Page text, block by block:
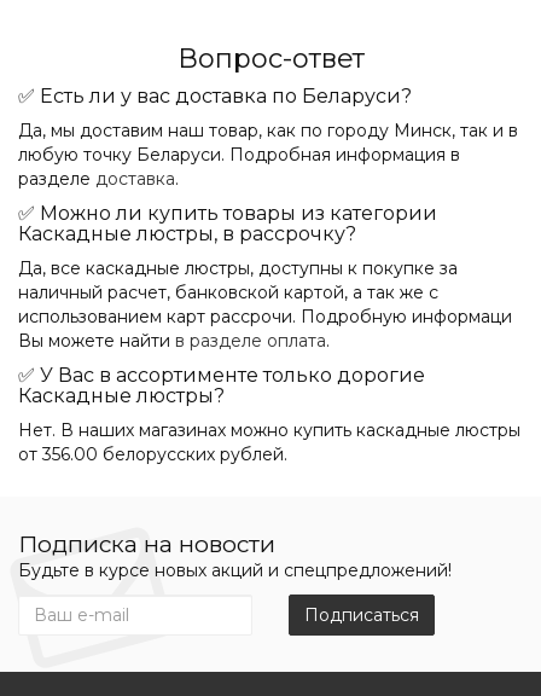
Вопрос-ответ
✅ Есть ли у вас доставка по Беларуси?
Да, мы доставим наш товар, как по городу Минск, так и в
любую точку Беларуси. Подробная информация в
разделе доставка.
✅ Можно ли купить товары из категории
Каскадные люстры, в рассрочку?
Да, все каскадные люстры, доступны к покупке за
наличный расчет, банковской картой, а так же с
использованием карт рассрочи. Подробную информаци
Вы можете найти в разделе оплата.
✅ У Вас в ассортименте только дорогие
Каскадные люстры?
Нет. В наших магазинах можно купить каскадные люстры
от 356.00 белорусских рублей.
Подписка на новости
Будьте в курсе новых акций и спецпредложений!
Подписаться